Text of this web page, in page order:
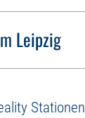
Leipzig
Stationen